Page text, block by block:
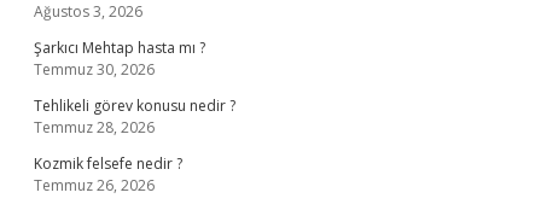
Ağustos 3, 2026
Şarkıcı Mehtap hasta mı ?
Temmuz 30, 2026
Tehlikeli görev konusu nedir ?
Temmuz 28, 2026
Kozmik felsefe nedir ?
Temmuz 26, 2026